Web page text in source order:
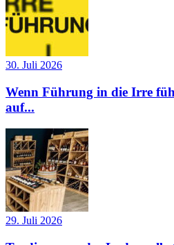
30. Juli 2026
Wenn Führung in die Irre
auf...
29. Juli 2026